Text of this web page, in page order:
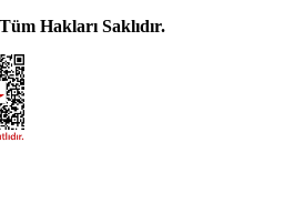
Hakları Saklıdır.